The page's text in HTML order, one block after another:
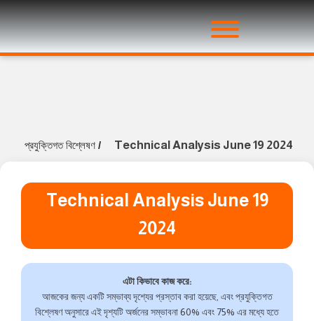
প্রযুক্তিগত বিশ্লেষণ / Technical Analysis June 19 2024
Technical Analysis June 19
2024
এটা কিভাবে কাজ করে:
আজকের জন্য একটি সম্ভাব্য দৃশ্যের প্রস্তাব করা হয়েছে, এবং প্রযুক্তিগত
বিশ্লেষণ অনুসারে এই দৃশ্যটি অর্জনের সম্ভাবনা 60% এবং 75% এর মধ্যে হতে